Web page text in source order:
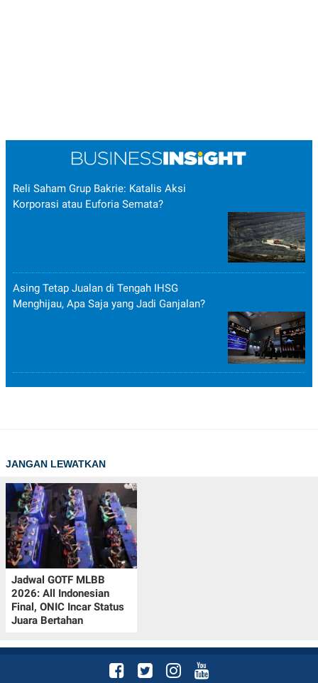
Reli Saham Grup Bakrie: Katalis Aksi
Korporasi atau Euforia Semata?
Asing Tetap Jualan di Tengah IHSG
Menghijau, Apa Saja yang Jadi Ganjalan?
JANGAN LEWATKAN
Jadwal GOTF MLBB
2026: All Indonesian
Final, ONIC Incar Status
Juara Bertahan